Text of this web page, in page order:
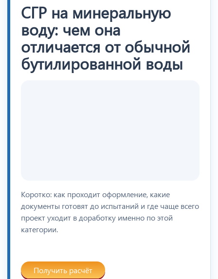
СГР на минеральную
воду: чем она
отличается от обычной
бутилированной воды
Коротко: как проходит оформление, какие
документы готовят до испытаний и где чаще всего
проект уходит в доработку именно по этой
категории.
Получить расчёт